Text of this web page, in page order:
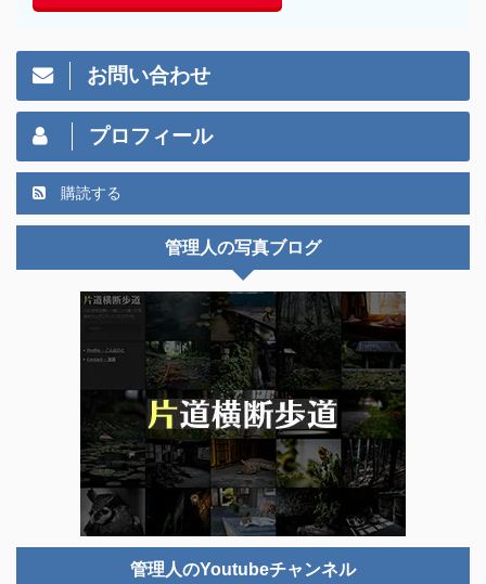
お問い合わせ
プロフィール
購読する
管理人の写真ブログ
管理人のYoutubeチャンネル